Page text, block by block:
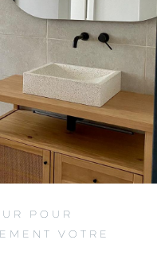
POUR
VOTRE